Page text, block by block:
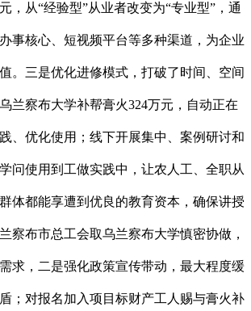
，从“经验型”从业者改变为“专业型”，通
事核心、短视频平台等多种渠道，为企业
。三是优化进修模式，打破了时间、空间
兰察布大学补帮膏火324万元，自动正在
、优化使用；线下开展集中、案例研讨和
问使用到工做实践中，让农人工、全职从
体都能享遭到优良的教育资本，确保讲授
察布市总工会取乌兰察布大学慎密协做，
求，二是强化政策宣传带动，最大程度缓
；对报名加入项目标财产工人赐与膏火补